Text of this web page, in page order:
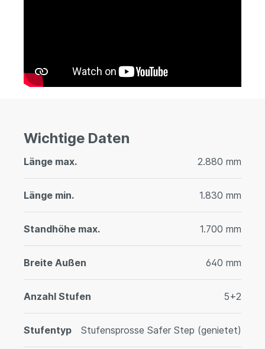
Wichtige Daten
Länge max. 2.880 mm
Länge min. 1.830 mm
Standhöhe max. 1.700 mm
Breite Außen 640 mm
Anzahl Stufen 5+2
Stufentyp Stufensprosse Safer Step (genietet)